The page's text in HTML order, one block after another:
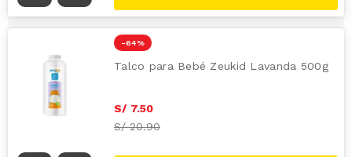
-64 %
Talco para Bebé Zeukid Lavanda 500g
S/ 7.50
S/20.90